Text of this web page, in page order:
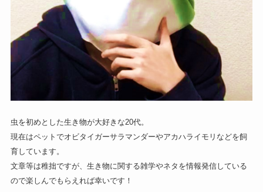
虫を初めとした生き物が大好きな20代。
現在はペットでオビタイガーサラマンダーやアカハライモリなどを飼
育しています。
文章等は稚拙ですが、生き物に関する雑学やネタを情報発信している
ので楽しんでもらえれば幸いです！